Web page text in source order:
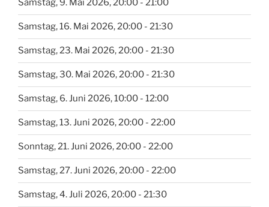
Samstag, 9. Mai 2026, 20:00 - 21:00
Samstag, 16. Mai 2026, 20:00 - 21:30
Samstag, 23. Mai 2026, 20:00 - 21:30
Samstag, 30. Mai 2026, 20:00 - 21:30
Samstag, 6. Juni 2026, 10:00 - 12:00
Samstag, 13. Juni 2026, 20:00 - 22:00
Sonntag, 21. Juni 2026, 20:00 - 22:00
Samstag, 27. Juni 2026, 20:00 - 22:00
Samstag, 4. Juli 2026, 20:00 - 21:30